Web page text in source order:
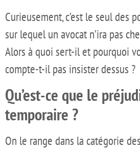
Curieusement, c’est le seul des
sur lequel un avocat n’ira pas
Alors à quoi sert-il et pourquoi
compte-t-il pas insister dessus ?
Qu’est-ce que le pré
temporaire?
On le range dans la catégorie des